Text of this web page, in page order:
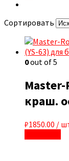
Сортировать
0out of 5
краш.
₽1850.00 /